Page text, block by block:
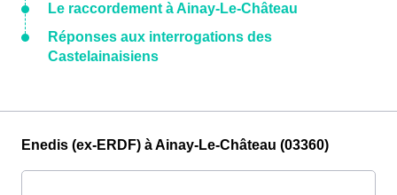
Le raccordement à Ainay-Le-Château
Réponses aux interrogations des
Castelainaisiens
Enedis (ex-ERDF) à Ainay-Le-Château (03360)